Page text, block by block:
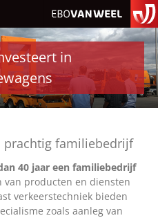
in
prachtig familiebedrijf
40 jaar een familiebedrijf
van producten en diensten
verkeerstechniek bieden
zoals aanleg van